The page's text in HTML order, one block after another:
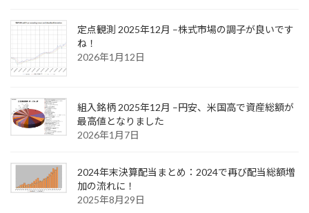
定点観測 2025年12月 –株式市場の調子が良いです
ね！
2026年1月12日
組入銘柄 2025年12月 –円安、米国高で資産総額が
最高値となりました
2026年1月7日
2024年末決算配当まとめ：2024で再び配当総額増
加の流れに！
2025年8月29日